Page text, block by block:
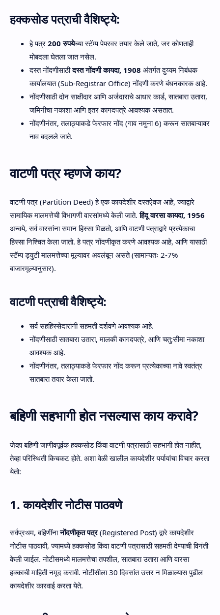
हक्कसोड पत्राची वैशिष्ट्ये:
हे पत्र 200 रुपयेच्या स्टॅम्प पेपरवर तयार केले जाते, जर कोणताही
मोबदला घेतला जात नसेल.
दस्त नोंदणीसाठीदस्त नोंदणी कायदा, 1908 अंतर्गत दुय्यम निबंधक
कार्यालयात (Sub-Registrar Office) नोंदणी करणे बंधनकारक आहे.
नोंदणीसाठी दोन साक्षीदार आणि अर्जदाराचे आधार कार्ड, सातबारा उतारा,
जमिनीचा नकाशा आणि इतर कागदपत्रे आवश्यक असतात.
नोंदणीनंतर, तलाठ्याकडे फेरफार नोंद (गाव नमुना 6) करून सातबाऱ्यावर
नाव बदलले जाते.
वाटणी पत्र म्हणजे काय?
वाटणी पत्र (Partition Deed) हे एक कायदेशीर दस्तऐवज आहे, ज्याद्वारे
सामायिक मालमत्तेची विभागणी वारसांमध्ये केली जाते.हिंदू वारसा कायदा, 1956
अन्वये, सर्व वारसांना समान हिस्सा मिळतो, आणि वाटणी पत्राद्वारे प्रत्येकाचा
हिस्सा निश्चित केला जातो. हे पत्र नोंदणीकृत करणे आवश्यक आहे, आणि यासाठी
स्टॅम्प ड्युटी मालमत्तेच्या मूल्यावर अवलंबून असते (सामान्यतः 2-7%
बाजारमूल्यानुसार).
वाटणी पत्राची वैशिष्ट्ये:
सर्व सहहिस्सेदारांनी सहमती दर्शवणे आवश्यक आहे.
नोंदणीसाठी सातबारा उतारा, मालकी कागदपत्रे, आणि चतु:सीमा नकाशा
आवश्यक आहे.
नोंदणीनंतर, तलाठ्याकडे फेरफार नोंद करून प्रत्येकाच्या नावे स्वतंत्र
सातबारा तयार केला जातो.
बहिणी सहभागी होत नसल्यास काय करावे?
जेव्हा बहिणी जाणीवपूर्वक हक्कसोड किंवा वाटणी पत्रासाठी सहभागी होत नाहीत,
तेव्हा परिस्थिती किचकट होते. अशा वेळी खालील कायदेशीर पर्यायांचा विचार करता
येतो:
1. कायदेशीर नोटीस पाठवणे
सर्वप्रथम, बहिणींनानोंदणीकृत पत्र(Registered Post) द्वारे कायदेशीर
नोटीस पाठवावी, ज्यामध्ये हक्कसोड किंवा वाटणी पत्रासाठी सहमती देण्याची विनंती
केली जाईल. नोटीसमध्ये मालमत्तेचा तपशील, सातबारा उतारा आणि वारसा
हक्काची माहिती नमूद करावी. नोटीसीला 30 दिवसांत उत्तर न मिळाल्यास पुढील
कायदेशीर कारवाई करता येते.